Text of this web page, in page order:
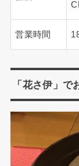
営業時間
「花さ伊」で